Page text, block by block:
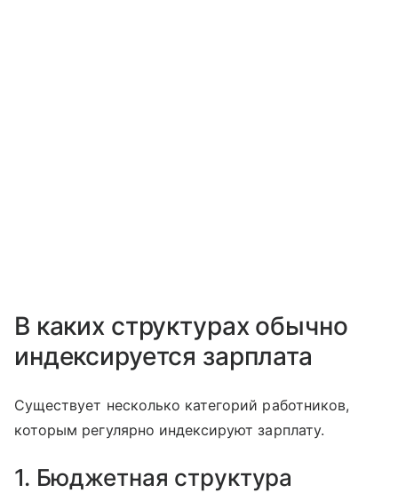
В каких структурах обычно
индексируется зарплата
Существует несколько категорий работников,
которым регулярно индексируют зарплату.
1. Бюджетная структура